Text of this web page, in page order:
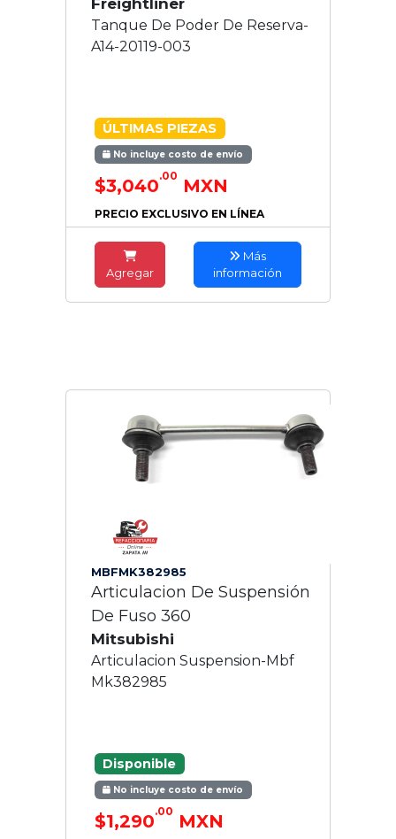
Freightliner
Tanque De Poder De Reserva-
A14-20119-003
ÚLTIMAS PIEZAS
No incluye costo de envío
$3,040.00 MXN
PRECIO EXCLUSIVO EN LÍNEA
Agregar
Más
información
MBFMK382985
Articulacion De Suspensión
De Fuso 360
Mitsubishi
Articulacion Suspension-Mbf
Mk382985
Disponible
No incluye costo de envío
$1,290.00 MXN